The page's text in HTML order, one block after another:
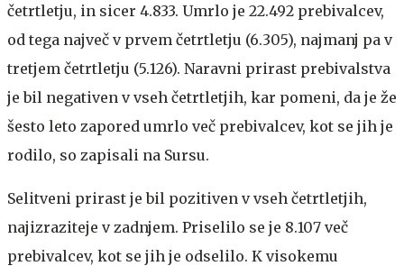
četrtletju, in sicer 4.833. Umrlo je 22.492 prebivalcev,
od tega največ v prvem četrtletju (6.305), najmanj pa v
tretjem četrtletju (5.126). Naravni prirast prebivalstva
je bil negativen v vseh četrtletjih, kar pomeni, da je že
šesto leto zapored umrlo več prebivalcev, kot se jih je
rodilo, so zapisali na Sursu.
Selitveni prirast je bil pozitiven v vseh četrtletjih,
najizraziteje v zadnjem. Priselilo se je 8.107 več
prebivalcev, kot se jih je odselilo. K visokemu